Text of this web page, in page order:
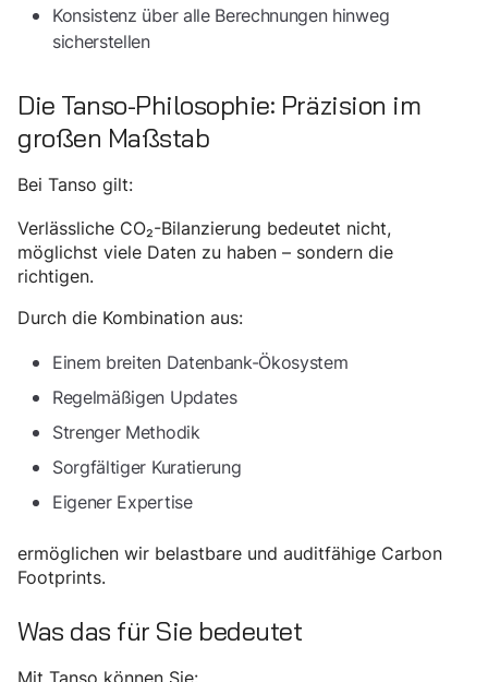
Konsistenz über alle Berechnungen hinweg
sicherstellen
Die Tanso-Philosophie: Präzision im
großen Maßstab
Bei Tanso gilt:
Verlässliche CO₂-Bilanzierung bedeutet nicht,
möglichst viele Daten zu haben – sondern die
richtigen.
Durch die Kombination aus:
Einem breiten Datenbank-Ökosystem
Regelmäßigen Updates
Strenger Methodik
Sorgfältiger Kuratierung
Eigener Expertise
ermöglichen wir belastbare und auditfähige Carbon
Footprints.
Was das für Sie bedeutet